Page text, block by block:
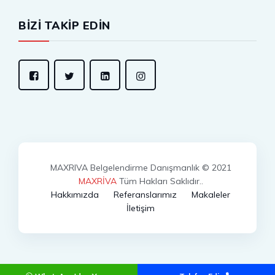
BİZİ TAKİP EDİN
MAXRIVA Belgelendirme Danışmanlık © 2021
MAXRİVATüm Hakları Saklıdır..
Hakkımızda
Referanslarımız
Makaleler
İletişim